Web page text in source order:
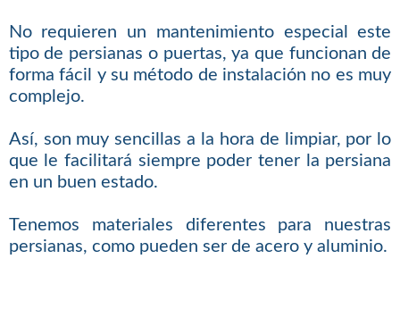
No requieren un mantenimiento especial este
tipo de persianas o puertas, ya que funcionan de
forma fácil y su método de instalación no es muy
complejo.
Así, son muy sencillas a la hora de limpiar, por lo
que le facilitará siempre poder tener la persiana
en un buen estado.
Tenemos materiales diferentes para nuestras
persianas, como pueden ser de acero y aluminio.